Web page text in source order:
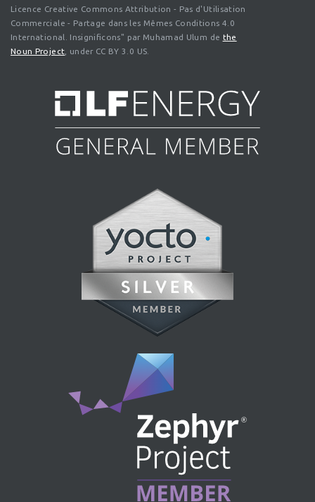
Licence Creative Commons Attribution - Pas d'Utilisation
Commerciale - Partage dans les Mêmes Conditions 4.0
International. Insignificons" par Muhamad Ulum de the
Noun Project , under CC BY 3.0 US.